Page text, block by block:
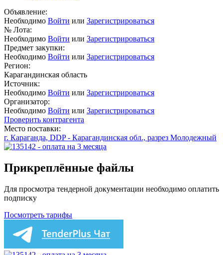
Объявление:
Необходимо Войти или Зарегистрироваться
№ Лота:
Необходимо Войти или Зарегистрироваться
Предмет закупки:
Необходимо Войти или Зарегистрироваться
Регион:
Карагандинская область
Источник:
Необходимо Войти или Зарегистрироваться
Организатор:
Необходимо Войти или Зарегистрироваться
Проверить контрагента
Место поставки:
г. Караганда, DDP - Карагандинская обл., разрез Молодежный
Прикреплённые файлы
Для просмотра тендерной документации необходимо оплатить
подписку
Посмотреть тарифы